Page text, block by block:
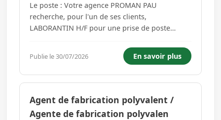
Le poste : Votre agence PROMAN PAU
recherche, pour l'un de ses clients,
LABORANTIN H/F pour une prise de poste
principales missions seront: Réaliser des tests
physico-chimique et mécanique (sur matières
premières, produits intermédiaires, produits f...
Publie le 30/07/2026 En savoir plus
Agent de fabrication polyvalent /
Agente de fabrication polyvalen